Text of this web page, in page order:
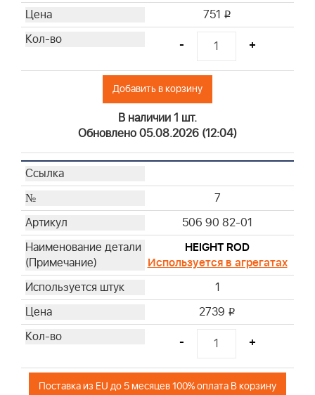
751 i
- +
Добавить в корзину
В наличии 1 шт.
Обновлено 05.08.2026 (12:04)
7
506 90 82-01
HEIGHT ROD
Используется в агрегатах
1
2739 i
- +
Поставка из EU до 5 месяцев 100% оплата В корзину